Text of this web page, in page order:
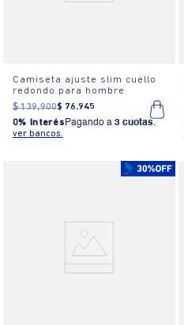
Camiseta ajuste slim cuello
redondo para hombre
$ 139.900$ 76.945
0% Interés Pagando a 3 cuotas.
ver bancos.